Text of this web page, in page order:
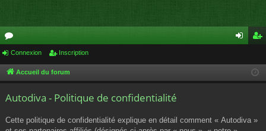
or
u cri
Connexion Inscription
Accueil du forum
Autodiva - Politique de confidentialité
Cette politique de confidentialité explique en détail comment « Autodiva »